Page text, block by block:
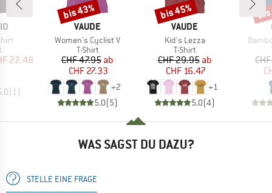
Preis
22.48
(1)
MARKE
VAUDE
Artikel
Women's Cyclist V
Produktgruppe
T-Shirt
Preis
CHF 47.95reduzierter Preis
ab
CHF 27.33
+2
5.0(5)
Rabatt
bis 43%
MARKE
VAUDE
Artikel
Kid's Lezza
Produktgruppe
T-Shirt
Preis
CHF 29.95reduzierter Preis
ab
CHF 16.47
+1
5.0(4)
Rabatt
bis 45%
Artikel
WAS SAGST DU DAZU?
STELLE EINE FRAGE